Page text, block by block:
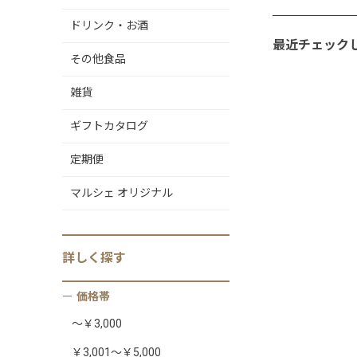
ドリンク・お酒
その他食品
雑貨
ギフトカタログ
定期便
マルシェ オリジナル
詳しく 探す
価格帯
～￥3,000
￥3,001～￥5,000
最近チェック